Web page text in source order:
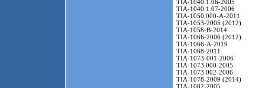
TIA-1040.1.06-2005
TIA-1040.1.07-2006
TIA-1050.000-A-2011
TIA-1053-2005 (2012)
TIA-1058-B-2014
TIA-1066-2006 (2012)
TIA-1066-A-2019
TIA-1068-2011
TIA-1073-001-2006
TIA-1073.000-2005
TIA-1073.002-2006
TIA-1078-2009 (2014)
TIA-1082-2005